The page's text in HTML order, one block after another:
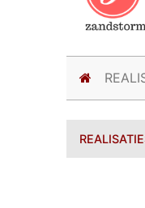
(current)